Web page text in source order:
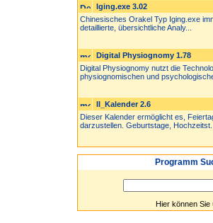
Iging.exe 3.02
Chinesisches Orakel Typ Iging.exe
detaillierte, übersichtliche Analy...
Digital Physiognomy 1.78
Digital Physiognomy nutzt die
physiognomischen und
II_Kalender 2.6
Dieser Kalender ermöglicht es,
darzustellen. Geburtstage,
Programm
Hier können